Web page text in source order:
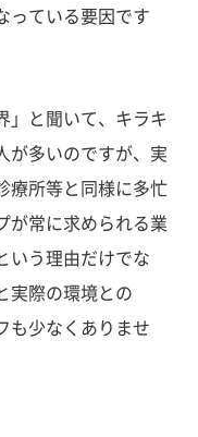
っている要因です
と聞いて、キラキ
が多いのですが、実
療所等と同様に多忙
が常に求められる業
いう理由だけでな
実際の環境との
も少なくありませ